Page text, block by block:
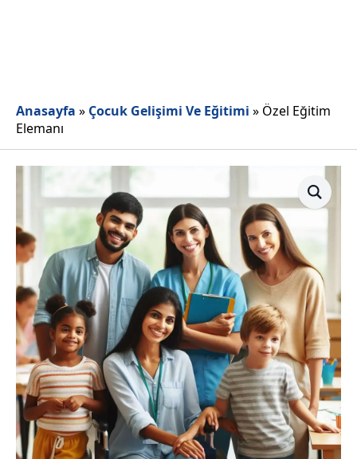
Anasayfa » Çocuk Gelişimi Ve Eğitimi » Özel Eğitim
Elemanı